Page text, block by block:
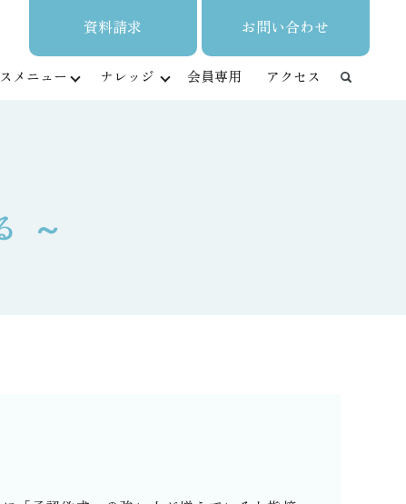
資料請求 お問い合わせ
メニュー ナレッジ 会員専用 アクセス
～